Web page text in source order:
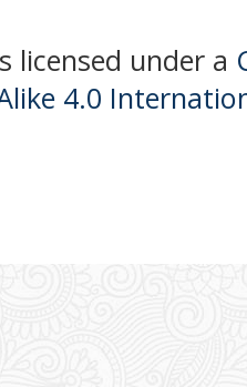
licensed under a
4.0